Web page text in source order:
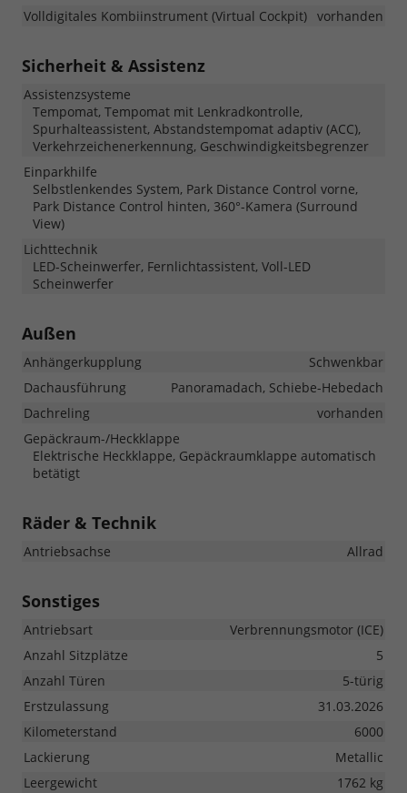
Volldigitales Kombiinstrument (Virtual Cockpit) vorhanden
Sicherheit & Assistenz
Assistenzsysteme
Tempomat, Tempomat mit Lenkradkontrolle,
Spurhalteassistent, Abstandstempomat adaptiv (ACC),
Verkehrzeichenerkennung, Geschwindigkeitsbegrenzer
Einparkhilfe
Selbstlenkendes System, Park Distance Control vorne,
Park Distance Control hinten, 360°-Kamera (Surround
View)
Lichttechnik
LED-Scheinwerfer, Fernlichtassistent, Voll-LED
Scheinwerfer
Außen
Anhängerkupplung
Schwenkbar
Dachausführung
Panoramadach, Schiebe-Hebedach
Dachreling
vorhanden
Gepäckraum-/Heckklappe
Elektrische Heckklappe, Gepäckraumklappe automatisch
betätigt
Räder & Technik
Antriebsachse Allrad
Sonstiges
Antriebsart
Verbrennungsmotor (ICE)
Anzahl Sitzplätze
5
Anzahl Türen
5-türig
Erstzulassung
31.03.2026
Kilometerstand
6000
Lackierung
Metallic
Leergewicht
1762 kg